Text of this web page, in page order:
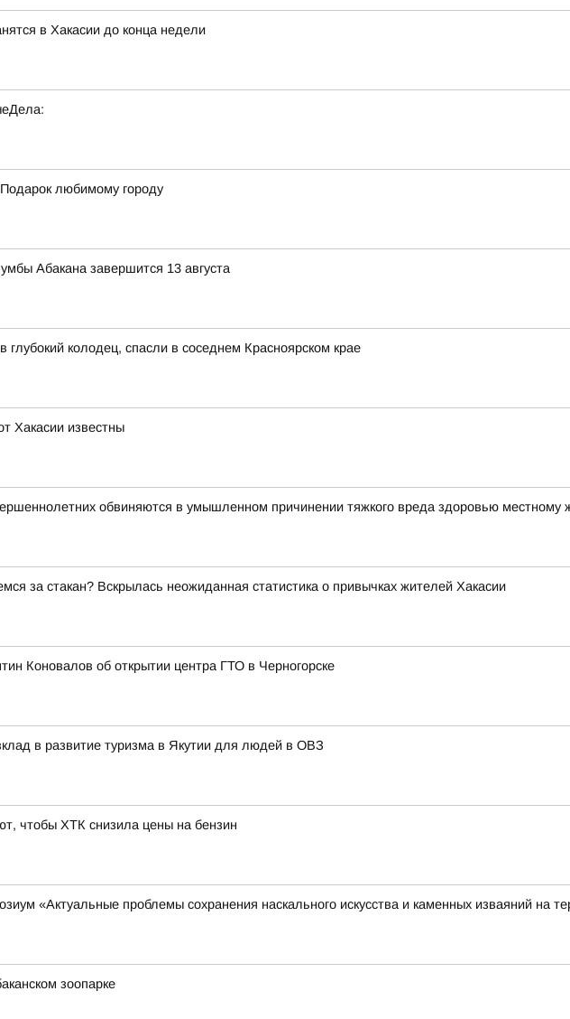
в Хакасии до конца недели
любимому городу
Абакана завершится 13 августа
глубокий колодец, спасли в соседнем Красноярском крае
Хакасии известны
обвиняются в умышленном причинении тяжкого вреда здоровью местному
за стакан? Вскрылась неожиданная статистика о привычках жителей Хакасии
Коновалов об открытии центра ГТО в Черногорске
в развитие туризма в Якутии для людей в ОВЗ
чтобы ХТК снизила цены на бензин
«Актуальные проблемы сохранения наскального искусства и каменных изваяний на
зоопарке